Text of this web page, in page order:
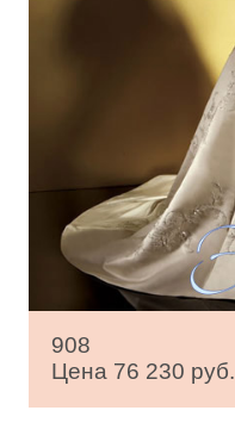
908
Цена 76 230 руб.